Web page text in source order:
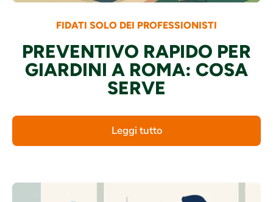
FIDATI SOLO DEI PROFESSIONISTI
PREVENTIVO RAPIDO PER
GIARDINI A ROMA: COSA
SERVE
Leggi tutto